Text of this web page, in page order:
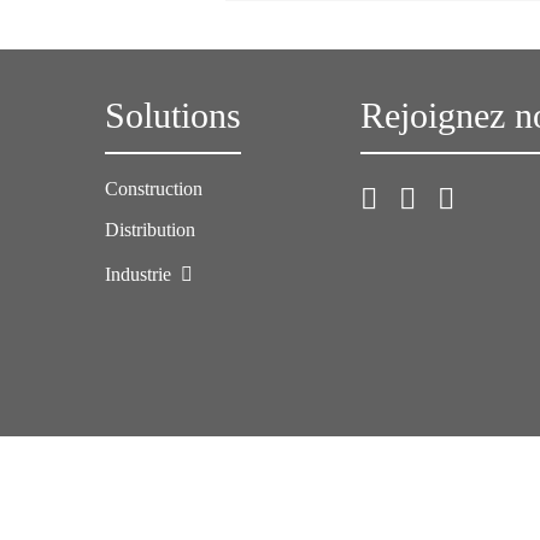
Solutions
Construction
Distribution
Industrie
Rejoignez